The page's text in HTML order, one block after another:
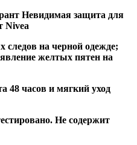
Невидимая защита для
Nivea
следов на черной одежде;
желтых пятен на
48 часов и мягкий уход
Не содержит